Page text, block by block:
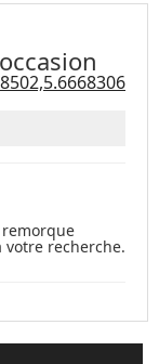
votre recherche.